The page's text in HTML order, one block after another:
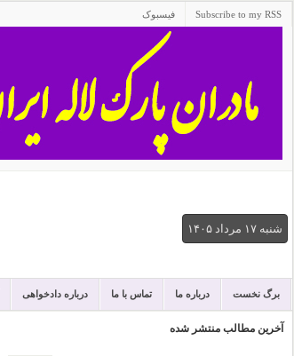
Subscribe to my RSS فیسبوک
شنبه ۱۷ مرداد ۱۴۰۵
برگ نخست درباره ما تماس با ما درباره دادخواهی
آخرین مطالب منتشر شده